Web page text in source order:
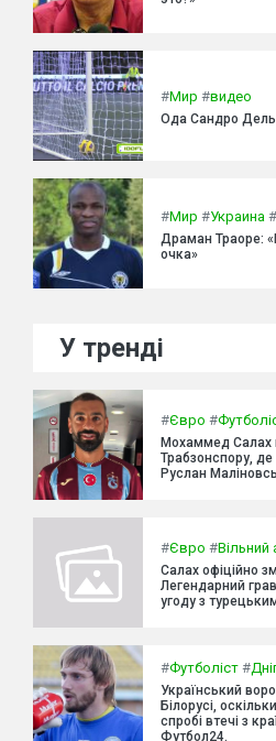
#Мир #видео
Ода Сандро
#Мир #Украина #
Драман Траоре:
очка»
У тренді
#Євро #
Мохаммед Салах
Трабзонспору,
Руслан
#Євро #Вільний
Салах офіційно
Легендарний
угоду з
#Футболіст #
Український
Білорусі,
спробі втечі з
Футбол24.